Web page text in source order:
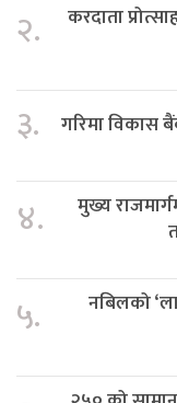
२.
करदाता
३. गरिमा विकास
४.
मुख्य
५.
नबिलको